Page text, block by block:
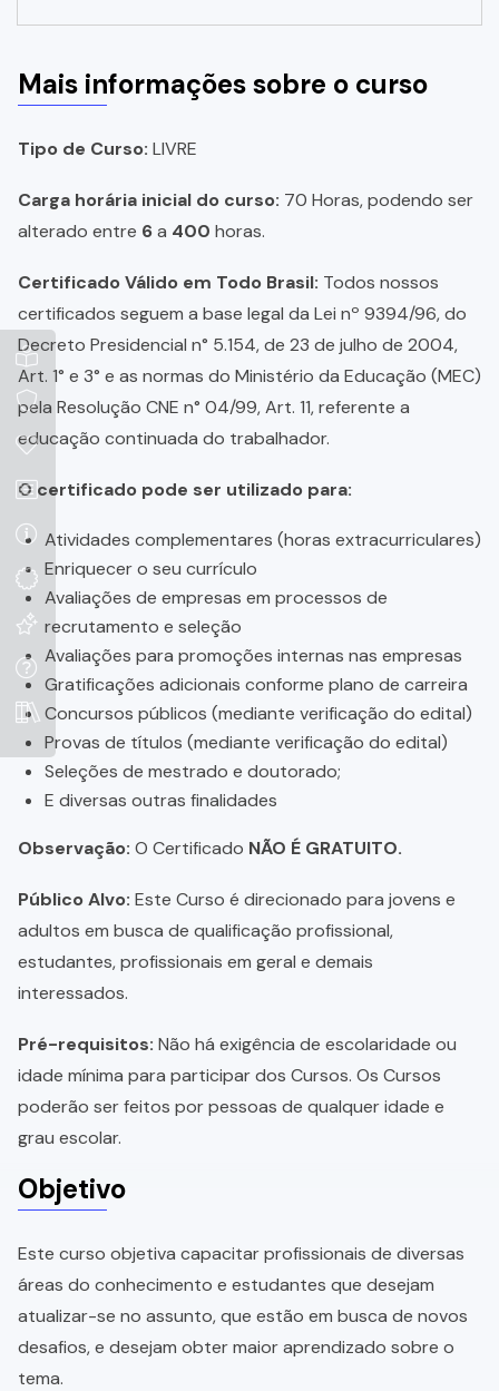
Mais informações sobre o curso
Tipo de Curso: LIVRE
Carga horária inicial do curso: 70 Horas, podendo ser
alterado entre 6a 400 horas.
Certificado Válido em Todo Brasil: Todos nossos
certificados seguem a base legal da Lei nº 9394/96, do
Decreto Presidencial n° 5.154, de 23 de julho de 2004,
Art. 1° e 3° e as normas do Ministério da Educação (MEC)
pela Resolução CNE n° 04/99, Art. 11, referente a
educação continuada do trabalhador.
O certificado pode ser utilizado para:
Atividades complementares (horas extracurriculares)
Enriquecer o seu currículo
Avaliações de empresas em processos de
recrutamento e seleção
Avaliações para promoções internas nas empresas
Gratificações adicionais conforme plano de carreira
Concursos públicos (mediante verificação do edital)
Provas de títulos (mediante verificação do edital)
Seleções de mestrado e doutorado;
E diversas outras finalidades
Observação: O Certificado NÃO É GRATUITO.
Público Alvo: Este Curso é direcionado para jovens e
adultos em busca de qualificação profissional,
estudantes, profissionais em geral e demais
interessados.
Pré-requisitos: Não há exigência de escolaridade ou
idade mínima para participar dos Cursos. Os Cursos
poderão ser feitos por pessoas de qualquer idade e
grau escolar.
Objetivo
Este curso objetiva capacitar profissionais de diversas
áreas do conhecimento e estudantes que desejam
atualizar-se no assunto, que estão em busca de novos
desafios, e desejam obter maior aprendizado sobre o
tema.